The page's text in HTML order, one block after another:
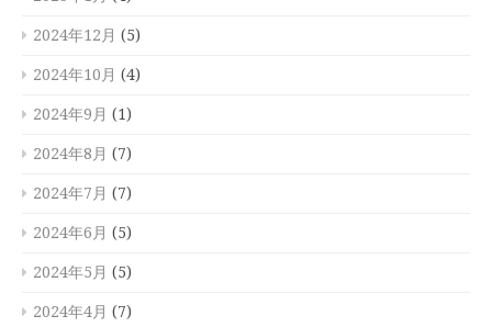
2024年12月 (5)
2024年10月 (4)
2024年9月 (1)
2024年8月 (7)
2024年7月 (7)
2024年6月 (5)
2024年5月 (5)
2024年4月 (7)